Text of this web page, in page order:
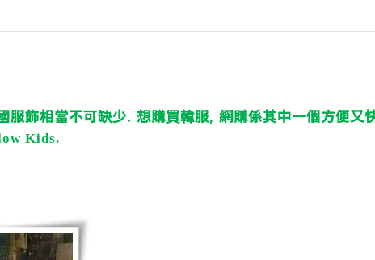
服飾相當不可缺少. 想購買韓服, 網購係其中一個方便又
Kids.